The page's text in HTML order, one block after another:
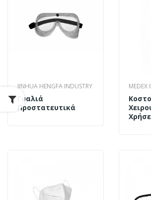
JINHUA HENGFA INDUSTRY
Γυαλιά
Προστατευτικά
MEDEX